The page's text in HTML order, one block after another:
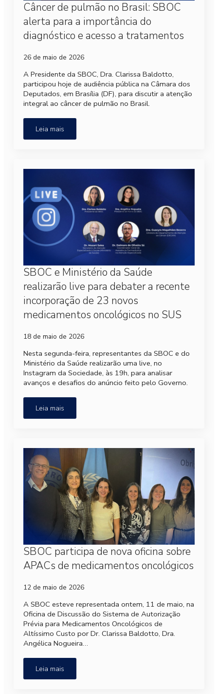
Câncer de pulmão no Brasil: SBOC
alerta para a importância do
diagnóstico e acesso a tratamentos
26 de maio de 2026
A Presidente da SBOC, Dra. Clarissa Baldotto,
participou hoje de audiência pública na Câmara dos
Deputados, em Brasília (DF), para discutir a atenção
integral ao câncer de pulmão no Brasil.
Leia mais
SBOC e Ministério da Saúde
realizarão live para debater a recente
incorporação de 23 novos
medicamentos oncológicos no SUS
18 de maio de 2026
Nesta segunda-feira, representantes da SBOC e do
Ministério da Saúde realizarão uma live, no
Instagram da Sociedade, às 19h, para analisar
avanços e desafios do anúncio feito pelo Governo.
Leia mais
SBOC participa de nova oficina sobre
APACs de medicamentos oncológicos
12 de maio de 2026
A SBOC esteve representada ontem, 11 de maio, na
Oficina de Discussão do Sistema de Autorização
Prévia para Medicamentos Oncológicos de
Altíssimo Custo por Dr. Clarissa Baldotto, Dra.
Angélica Nogueira…
Leia mais